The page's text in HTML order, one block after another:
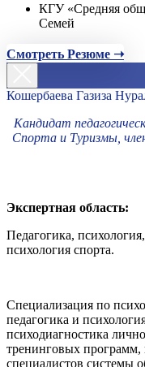
КГУ «Средняя
Семей
Смотреть Резюме ➝
Кошербаева Газиза
Кандидат
Спорта и Туризмы,
Экспертная область:
Педагогика,
психология спорта.
Специализация по
педагогика и
психодиагностика
тренинговых
специалистов системы